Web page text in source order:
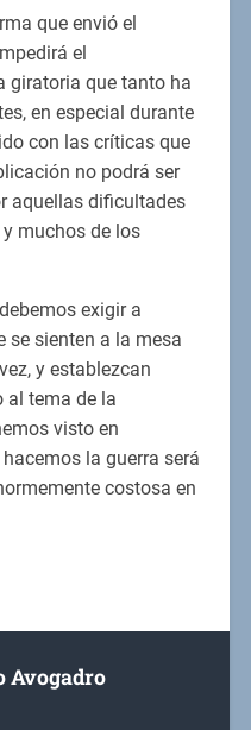
que envió el
el
giratoria que tanto ha
en especial durante
con las críticas que
no podrá ser
aquellas dificultades
muchos de los
exigir a
se sienten a la mesa
y establezcan
al tema de la
visto en
la guerra será
costosa en
Avogadro